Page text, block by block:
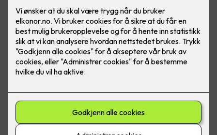
vel da bedre enn å komme frem til ferdig oppvarmet
hytte?
Økt komfort med riktig elektrisk